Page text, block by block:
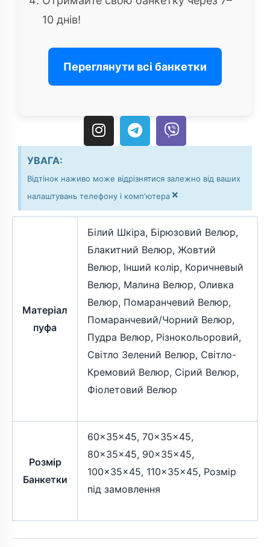
10 днів!
Переглянути всі банкетки
I
n
a
g
r
a
T
e
g
r
a
m
V
i
r
УВАГА:
Відтінок наживо може відрізнятися залежно від ваших
налаштувань телефону і комп'ютера ×
Матеріал
пуфа
Білий Шкіра, Бірюзовий Велюр,
Блакитний Велюр, Жовтий
Велюр, Інший колір, Коричневый
Велюр, Малина Велюр, Оливка
Велюр, Помаранчевий Велюр,
Помаранчевий/Чорний Велюр,
Пудра Велюр, Різнокольоровий,
Світло Зелений Велюр, Світло-
Кремовий Велюр, Сірий Велюр,
Фіолетовий Велюр
Розмір
Банкетки
60×35×45, 70×35×45,
80×35×45, 90×35×45,
100×35×45, 110×35×45, Розмір
під замовлення